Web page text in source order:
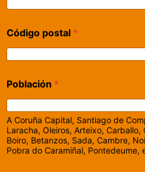
Código postal *
Población *
A Coruña Capital, Santiago de
Laracha, Oleiros, Arteixo, Carballo,
Boiro, Betanzos, Sada, Cambre,
Pobra do Caramiñal, Pontedeume,